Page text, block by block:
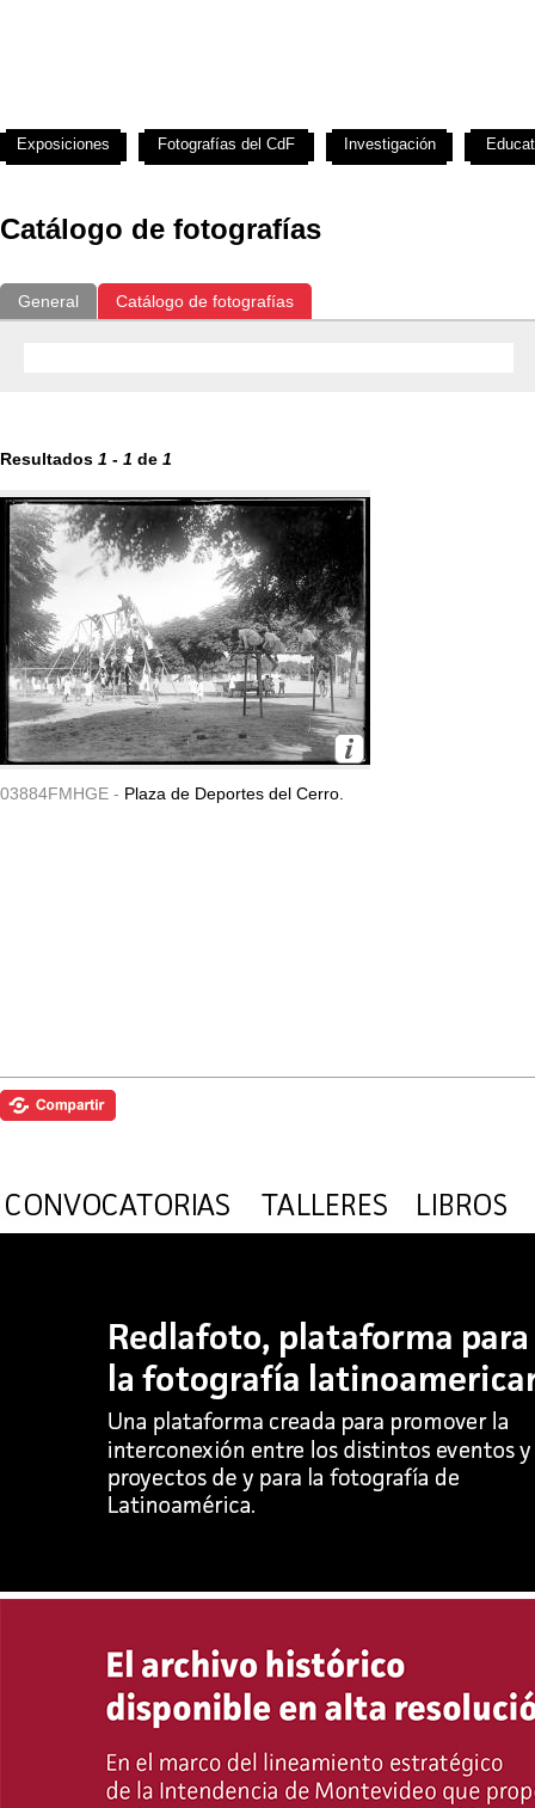
Catálogo de fotografías
General Catálogo de fotografías
Resultados 1 - 1 de 1
03884FMHGE - Plaza de Deportes del Cerro.
Exposiciones Fotografías del CdF Investigación